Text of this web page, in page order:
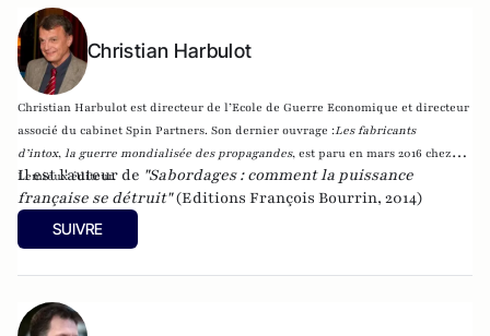
Christian Harbulot
Christian Harbulot est directeur de l’Ecole de Guerre Economique et directeur
associé du cabinet Spin Partners. Son dernier ouvrage :Les fabricants
d’intox, la guerre mondialisée des propagandes, est paru en mars 2016 chez
Lemieux éditeur.
Il est l'auteur de "Sabordages : comment la puissance
française se détruit" (Editions François Bourrin, 2014)
SUIVRE